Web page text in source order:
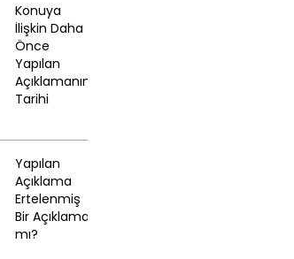
Konuya
İlişkin Daha
Önce
Yapılan
Açıklamanın
Tarihi
Yapılan
Açıklama
Ertelenmiş
Bir Açıklama
mı?